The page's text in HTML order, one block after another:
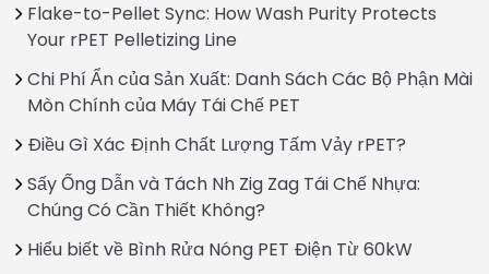
Flake-to-Pellet Sync: How Wash Purity Protects
Your rPET Pelletizing Line
Chi Phí Ẩn của Sản Xuất: Danh Sách Các Bộ Phận Mài
Mòn Chính của Máy Tái Chế PET
Điều Gì Xác Định Chất Lượng Tấm Vảy rPET?
Sấy Ống Dẫn và Tách Nh Zig Zag Tái Chế Nhựa:
Chúng Có Cần Thiết Không?
Hiểu biết về Bình Rửa Nóng PET Điện Từ 60kW